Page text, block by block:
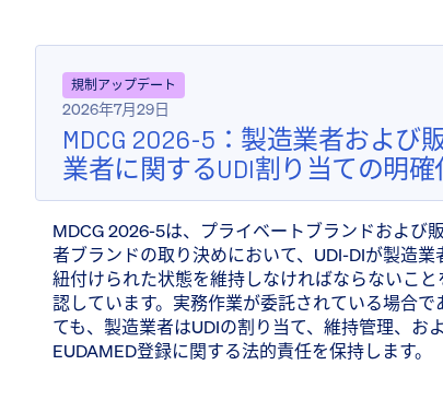
規制アップデート
2026年7月29日
MDCG 2026-5：製造業者および
業者に関するUDI割り当ての明確
MDCG 2026-5は、プライベートブランドおよび
者ブランドの取り決めにおいて、UDI-DIが製造業
紐付けられた状態を維持しなければならないこと
認しています。実務作業が委託されている場合で
ても、製造業者はUDIの割り当て、維持管理、お
EUDAMED登録に関する法的責任を保持します。